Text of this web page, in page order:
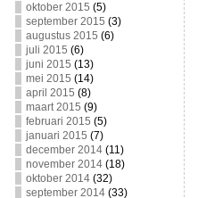
oktober 2015 (5)
september 2015 (3)
augustus 2015 (6)
juli 2015 (6)
juni 2015 (13)
mei 2015 (14)
april 2015 (8)
maart 2015 (9)
februari 2015 (5)
januari 2015 (7)
december 2014(11)
november 2014(18)
oktober 2014(32)
september 2014(33)